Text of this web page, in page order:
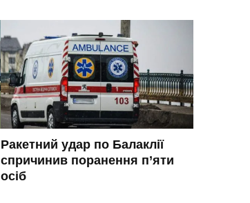
Ракетний удар по Балаклії
спричинив поранення п’яти
осіб